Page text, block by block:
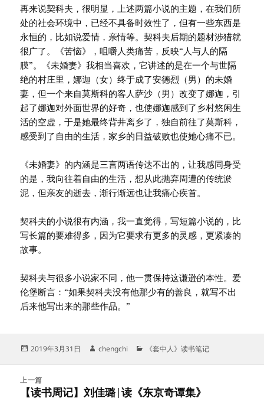
再来说契科夫，很明显，上述两篇小说的主题，在我们所
处的社会环境中，已经不具备时效性了，但有一些东西是
永恒的，比如说爱情，亲情等。契科夫后期的题材涉猎就
很广了。《苦恼》，咀嚼人类痛苦，反映“人与人的隔
膜”。《未婚妻》我相当喜欢，它讲述的是在一个与世隔
绝的村庄里，娜迦（女）终于成了安德烈（男）的未婚
妻，但一个来自莫斯科的客人萨沙（男）改变了娜迦，引
起了娜迦对外面世界的好奇，也使娜迦感到了乡村悠闲生
活的空虚，于是她最终背井离乡了，独自前往了莫斯科，
感受到了自由的生活，家乡的日益破败也使她心痛不已。
《未婚妻》的内涵是三言两语传达不出的，让我感同身受
的是，我向往着自由的生活，想从此抛弃周遭的传统淤
泥，但亲友的逝去，渐行渐远也让我痛心疾首。
契科夫的小说很有内涵，我一直觉得，写短篇小说的，比
写长篇的要难得多，因为它要求有更多的灵感，更紧凑的
故事。
契科夫与很多小说家不同，他一贯保持这谦逊的本性。爱
伦堡断言：“如果契科夫没有他那少有的善良，就写不出
后来他写出来的那些作品。”
发
2019年3月31日
作
chengchi
分《套中人》读书笔记
上一篇
上【读书周记】刘佳璐|读《东京奇谭集》